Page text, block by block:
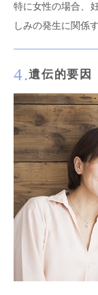
特に女性の場合、
しみの発生に関係
4.遺伝的要因